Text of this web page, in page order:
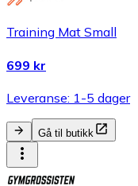
Training Mat Small
699 kr
Leveranse: 1-5 dager
Gå til butikk